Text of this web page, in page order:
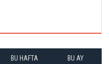
BU HAFTA BU AY